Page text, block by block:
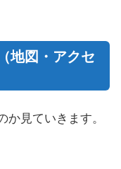
地図・アクセ
か見ていきます。